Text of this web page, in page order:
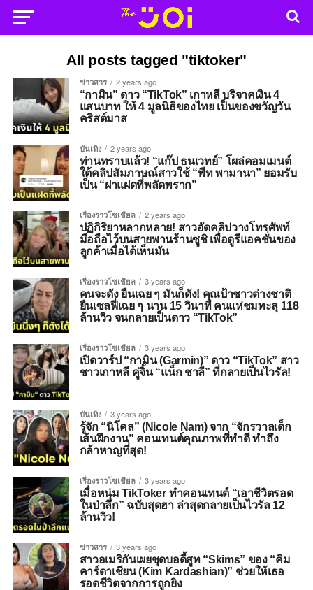
All posts tagged "tiktoker"
ข่าวสาร 2 years ago
“กามิน” ดาว “TikTok” เกาหลี บริจาคเงิน 4
แสนบาท ให้ 4 มูลนิธิของไทย เป็นของขวัญวัน
คริสต์มาส
บันเทิง 2 years ago
ท่านทราบแล้ว! “แก๊ป ธนเวทย์” โผล่คอมเมนต์
ใต้คลิปสัมภาษณ์สาวใช้ “พีท พามานา” ยอมรับ
เป็น “ฝาแฝดที่พลัดพราก”
เรื่องราวโซเชียล 2 years ago
ปฏิกิริยาหลากหลาย! สาวอัดคลิปวางโทรศัพท์
มือถือไว้บนสายพานร้านซูชิ เพื่อดูรีแอคชั่นของ
ลูกค้าเมื่อได้เห็นมัน
เรื่องราวโซเชียล 3 years ago
คนจะดัง ยืนเฉย ๆ มันก็ดัง! คุณป้าชาวต่างชาติ
ยืนเซลฟี่เฉย ๆ นาน 15 วินาที คนแห่ชมทะลุ 118
ล้านวิว จนกลายเป็นดาว “TikTok”
เรื่องราวโซเชียล 3 years ago
เปิดวาร์ป “กามิน (Garmin)” ดาว “TikTok” สาว
ชาวเกาหลี คู่จิ้น “แน็ก ชาลี” ที่กลายเป็นไวรัล!
บันเทิง 3 years ago
รู้จัก “นิโคล” (Nicole Nam) จาก “จักรวาลเด็ก
เส้นฝึกงาน” คอนเทนต์คุณภาพที่ทำดี ทำถึง
กล้าหาญที่สุด!
เรื่องราวโซเชียล 3 years ago
เมื่อหนุ่ม TikToker ทำคอนเทนต์ “เอาชีวิตรอด
ในป่าลึก” ฉบับสุดฮา ล่าสุดกลายเป็นไวรัล 12
ล้านวิว!
ข่าวสาร 3 years ago
สาวอเมริกันเผยชุดบอดี้สูท “Skims” ของ “คิม
คาร์ดาเชียน (Kim Kardashian)” ช่วยให้เธอ
รอดชีวิตจากการถูกยิง